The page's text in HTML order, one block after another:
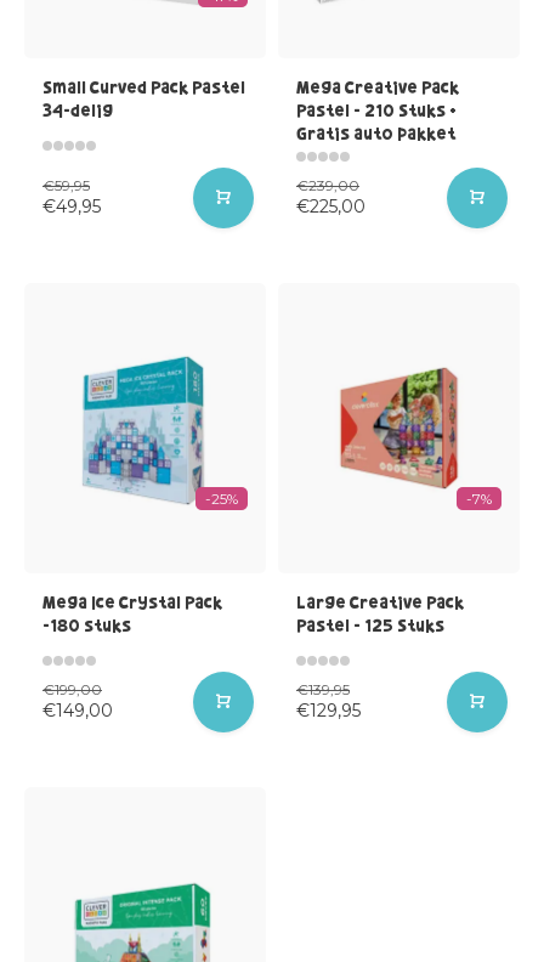
Small Curved Pack Pastel
34-delig
€59,95
€49,95
Mega Creative Pack
Pastel - 210 Stuks +
Gratis auto pakket
€239,00
€225,00
-25%
Mega Ice Crystal Pack
-180 stuks
€199,00
€149,00
-7%
Large Creative Pack
Pastel - 125 Stuks
€139,95
€129,95